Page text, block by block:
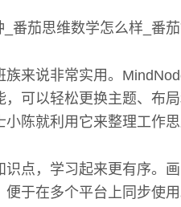
族来说非常实用。
，可以轻松更换主题、布
陈就利用它来整理工作
识点，学习起来更有序。
于在多个平台上同步使